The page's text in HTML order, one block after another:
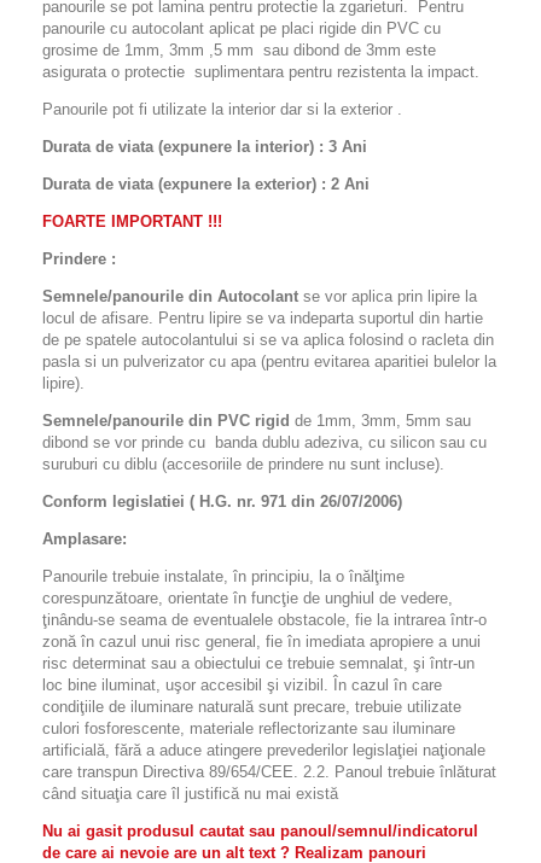
panourile se pot lamina pentru protectie la zgarieturi. Pentru
panourile cu autocolant aplicat pe placi rigide din PVC cu
grosime de 1mm, 3mm ,5 mm sau dibond de 3mm este
asigurata o protectie suplimentara pentru rezistenta la impact.
Panourile pot fi utilizate la interior dar si la exterior .
Durata de viata (expunere la interior) : 3 Ani
Durata de viata (expunere la exterior) : 2 Ani
FOARTE IMPORTANT !!!
Prindere :
Semnele/panourile din Autocolant se vor aplica prin lipire la
locul de afisare. Pentru lipire se va indeparta suportul din hartie
de pe spatele autocolantului si se va aplica folosind o racleta din
pasla si un pulverizator cu apa (pentru evitarea aparitiei bulelor la
lipire).
Semnele/panourile din PVC rigid de 1mm, 3mm, 5mm sau
dibond se vor prinde cu banda dublu adeziva, cu silicon sau cu
suruburi cu diblu (accesoriile de prindere nu sunt incluse).
Conform legislatiei ( H.G. nr. 971 din 26/07/2006)
Amplasare:
Panourile trebuie instalate, în principiu, la o înălţime
corespunzătoare, orientate în funcţie de unghiul de vedere,
ţinându-se seama de eventualele obstacole, fie la intrarea într-o
zonă în cazul unui risc general, fie în imediata apropiere a unui
risc determinat sau a obiectului ce trebuie semnalat, şi într-un
loc bine iluminat, uşor accesibil şi vizibil. În cazul în care
condiţiile de iluminare naturală sunt precare, trebuie utilizate
culori fosforescente, materiale reflectorizante sau iluminare
artificială, fără a aduce atingere prevederilor legislaţiei naţionale
care transpun Directiva 89/654/CEE. 2.2. Panoul trebuie înlăturat
când situaţia care îl justifică nu mai există
Nu ai gasit produsul cautat sau panoul/semnul/indicatorul
de care ai nevoie are un alt text ? Realizam panouri